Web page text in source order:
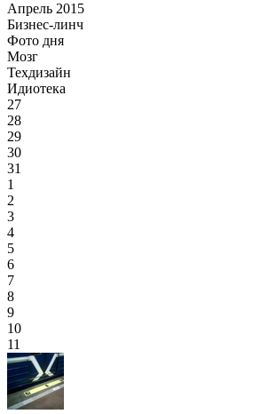
Апрель 2015
Бизнес-линч
Фото дня
Мозг
Техдизайн
Идиотека
27
28
29
30
31
1
2
3
4
5
6
7
8
9
10
11